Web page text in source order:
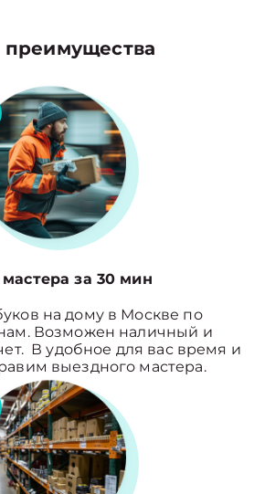
за 30 мин
на дому в Москве по
Возможен наличный и
В удобное для вас время и
выездного мастера.